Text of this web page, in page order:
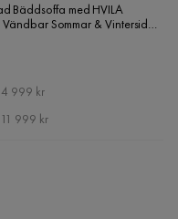
Bäddsoffa med HVILA
Sommar & Vintersida
Grön/Vit
999 kr
999 kr